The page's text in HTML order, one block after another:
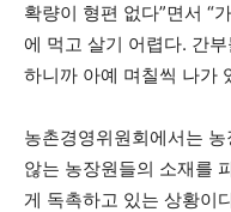
확량이 형편 없다”면서 “
에 먹고 살기 어렵다. 간
하니까 아예 며칠씩 나가
농촌경영위원회에서는
않는 농장원들의 소재를
게 독촉하고 있는 상황이